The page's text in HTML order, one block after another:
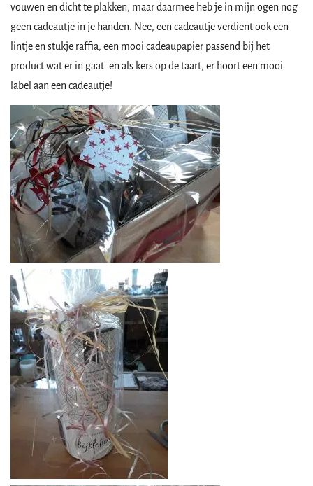
vouwen en dicht te plakken, maar daarmee heb je in mijn ogen nog
geen cadeautje in je handen. Nee, een cadeautje verdient ook een
lintje en stukje raffia, een mooi cadeaupapier passend bij het
product wat er in gaat. en als kers op de taart, er hoort een mooi
label aan een cadeautje!